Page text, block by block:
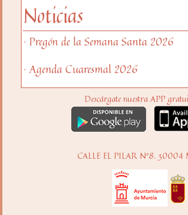
Noticias
· Pregón de la Semana Santa 2026
· Agenda Cuaresmal 2026
Descárgate nuestra APP
CALLE EL PILAR Nº8.